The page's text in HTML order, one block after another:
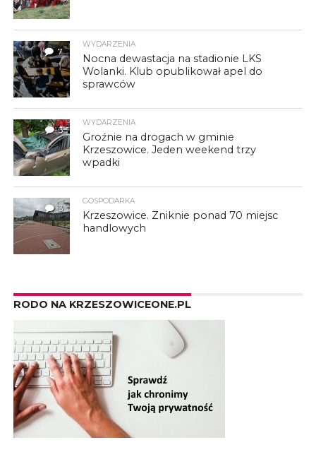
7
WYDARZENIA
Nocna dewastacja na stadionie LKS
Wolanki. Klub opublikował apel do
sprawców
3
WYDARZENIA
Groźnie na drogach w gminie
Krzeszowice. Jeden weekend trzy
wpadki
3
GOSPODARKA
Krzeszowice. Zniknie ponad 70 miejsc
handlowych
RODO NA KRZESZOWICEONE.PL